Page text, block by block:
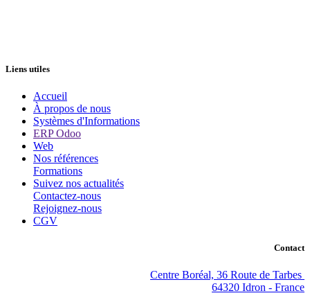
Liens utiles
Accueil
À propos de nous
Systèmes d'Informations
ERP Odoo
Web
Nos références
Formations
Suivez nos actualités
Contactez-nous
Rejoignez-nous
CGV
Contact
Centre Boréal, 36 Route de Tarbes
64320 Idron - France